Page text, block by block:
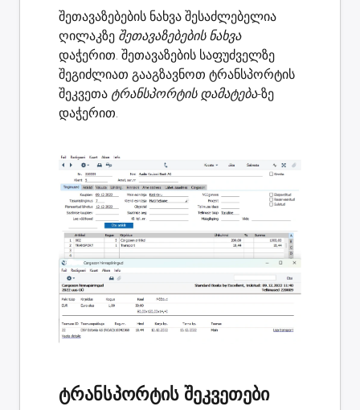
შეთავაზებების ნახვა შესაძლებელია
ღილაკზე შეთავაზებების ნახვა
დაჭერით. შეთავაზების საფუძველზე
შეგიძლიათ გააგზავნოთ ტრანსპორტის
შეკვეთა ტრანსპორტის დამატება-ზე
დაჭერით.
ტრანსპორტის შეკვეთები